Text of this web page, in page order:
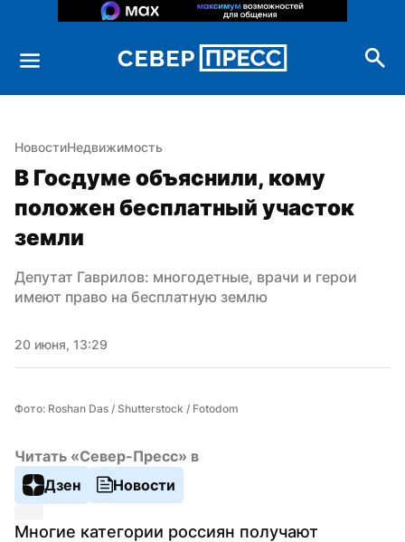
НовостиНедвижимость
В Госдуме объяснили, кому
положен бесплатный участок
земли
Депутат Гаврилов: многодетные, врачи и герои
имеют право на бесплатную землю
20 июня, 13:29
Фото: Roshan Das / Shutterstock / Fotodom
Читать «Север-Пресс» в
Дзен
Новости
Многие категории россиян получают